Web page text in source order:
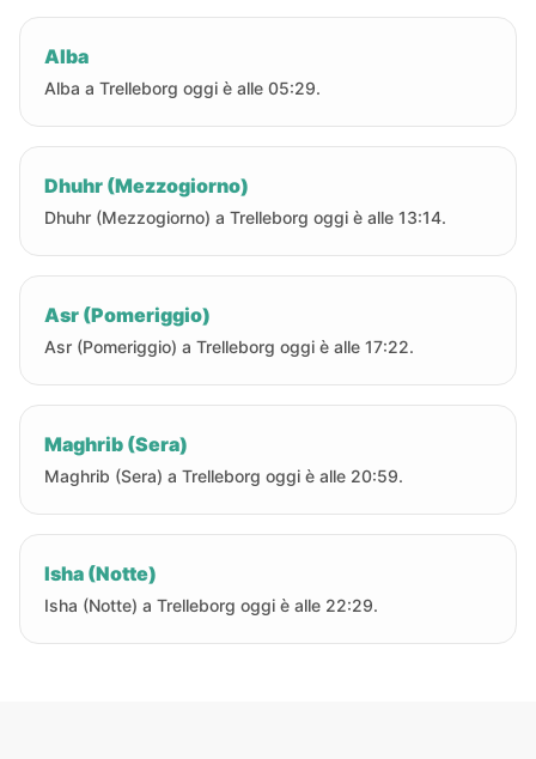
Alba
Alba a Trelleborg oggi è alle 05:29.
Dhuhr (Mezzogiorno)
Dhuhr (Mezzogiorno) a Trelleborg oggi è alle 13:14.
Asr (Pomeriggio)
Asr (Pomeriggio) a Trelleborg oggi è alle 17:22.
Maghrib (Sera)
Maghrib (Sera) a Trelleborg oggi è alle 20:59.
Isha (Notte)
Isha (Notte) a Trelleborg oggi è alle 22:29.